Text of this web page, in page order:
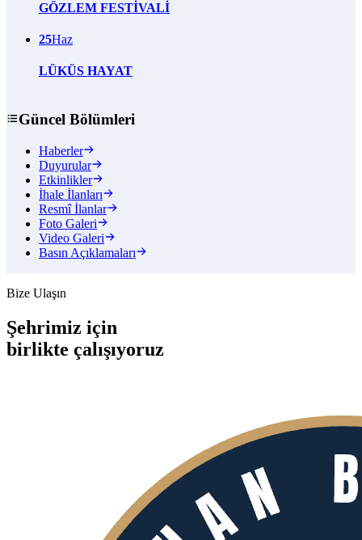
GÖZLEM FESTİVALİ
25Haz
LÜKÜS HAYAT
Güncel Bölümleri
Haberler
Duyurular
Etkinlikler
İhale İlanları
Resmî İlanlar
Foto Galeri
Video Galeri
Basın Açıklamaları
Bize Ulaşın
Şehrimiz için
birlikte çalışıyoruz